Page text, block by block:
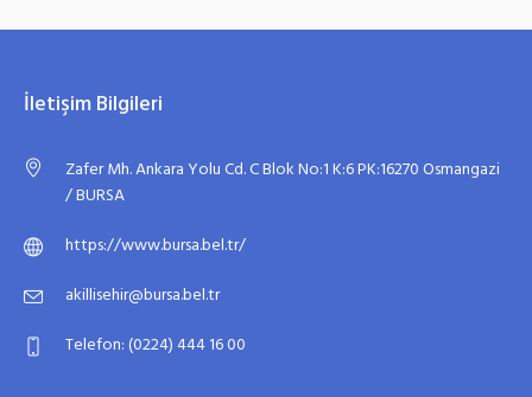
İletişim Bilgileri
Zafer Mh. Ankara Yolu Cd. C Blok No:1 K:6 PK:16270 Osmangazi
/ BURSA
https://www.bursa.bel.tr/
akillisehir@bursa.bel.tr
Telefon: (0224) 444 16 00